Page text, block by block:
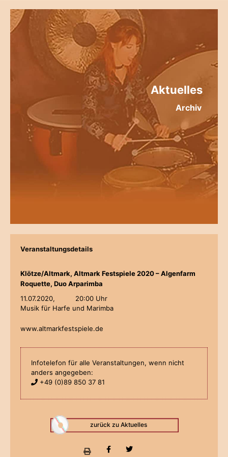
Aktuelles
Archiv
Veranstaltungsdetails
Klötze/Altmark, Altmark Festspiele 2020 – Algenfarm
Roquette, Duo Arparimba
11.07.2020,
20:00 Uhr
Musik für Harfe und Marimba
www.altmarkfestspiele.de
Infotelefon für alle Veranstaltungen, wenn nicht
anders angegeben:
+49 (0)89 850 37 81
zurück zu Aktuelles